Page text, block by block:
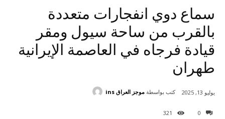
سماع دوي انفجارات متعددة
بالقرب من ساحة سيول ومقر
قيادة فرجاه في العاصمة الإيرانية
طهران
0
321
يوليو 13, 2025 كتب بواسطة موجز العراق ins